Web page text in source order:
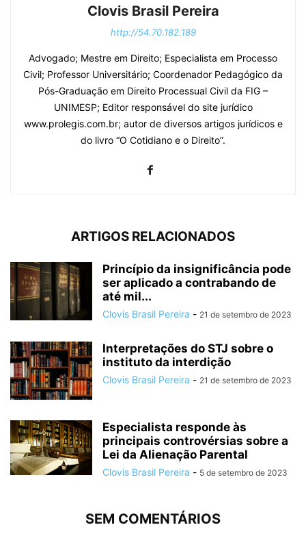
Clovis Brasil Pereira
http://54.70.182.189
Advogado; Mestre em Direito; Especialista em Processo
Civil; Professor Universitário; Coordenador Pedagógico da
Pós-Graduação em Direito Processual Civil da FIG –
UNIMESP; Editor responsável do site jurídico
www.prolegis.com.br; autor de diversos artigos jurídicos e
do livro “O Cotidiano e o Direito”.
ARTIGOS RELACIONADOS
Princípio da insignificância pode
ser aplicado a contrabando de
até mil...
Clovis Brasil Pereira - 21 de setembro de 2023
Interpretações do STJ sobre o
instituto da interdição
Clovis Brasil Pereira - 21 de setembro de 2023
Especialista responde às
principais controvérsias sobre a
Lei da Alienação Parental
Clovis Brasil Pereira - 5 de setembro de 2023
SEM COMENTÁRIOS